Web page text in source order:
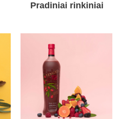
Pradiniai rinkiniai